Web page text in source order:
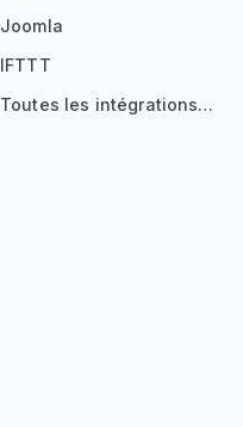
Joomla
IFTTT
Toutes les intégrations